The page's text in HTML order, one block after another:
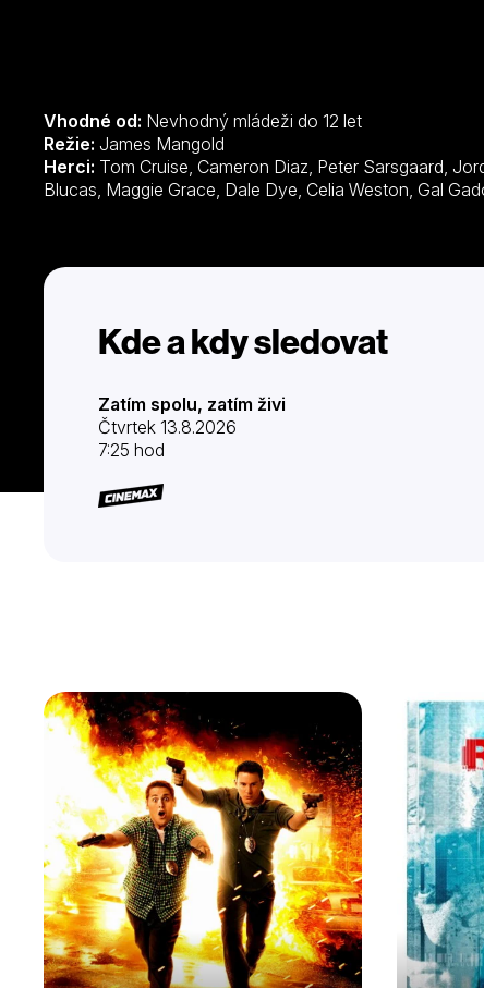
Vhodné od: Nevhodný mládeži do 12 let
Režie: James Mangold
Herci:
Blucas, Maggie Grace, Dale Dye, Celia
Kde a kdy sledovat
Zatím spolu, zatím živi
Čtvrtek 13.8.2026
7:25 hod